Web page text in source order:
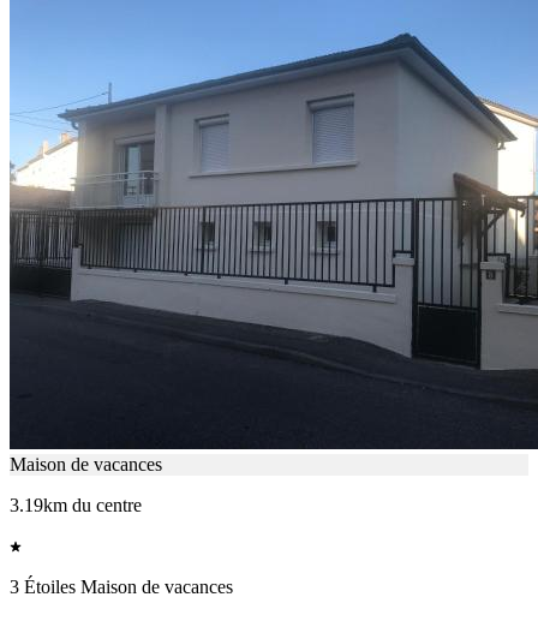
Maison de vacances
3.19km du centre
3 Étoiles Maison de vacances